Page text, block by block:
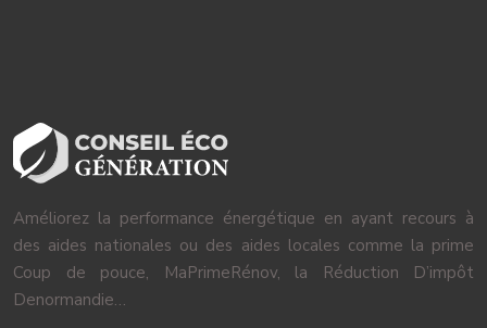
Améliorez la performance énergétique en ayant recours à
des aides nationales ou des aides locales comme la prime
Coup de pouce, MaPrimeRénov, la Réduction D’impôt
Denormandie…